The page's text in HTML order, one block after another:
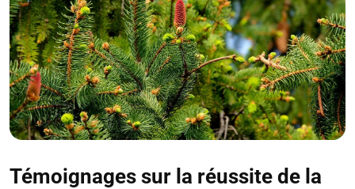
Témoignages sur la réussite de la